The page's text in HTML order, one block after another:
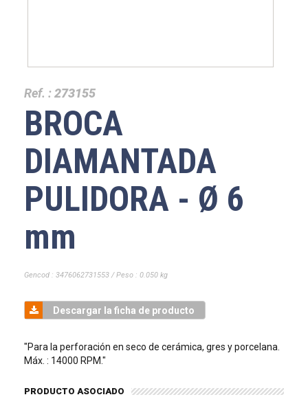
Ref. :273155
BROCA
DIAMANTADA
PULIDORA - Ø 6
mm
Gencod : 3476062731553 / Peso : 0.050 kg
Descargar la ficha de producto
"Para la perforación en seco de cerámica, gres y porcelana.
Máx. : 14000 RPM."
PRODUCTO ASOCIADO